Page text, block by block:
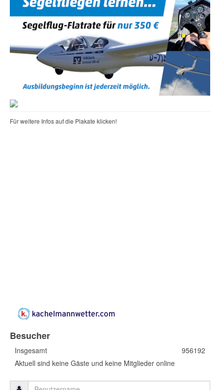
Für weitere Infos auf die Plakate klicken!
Besucher
Insgesamt
956192
Aktuell sind keine Gäste und keine Mitglieder online